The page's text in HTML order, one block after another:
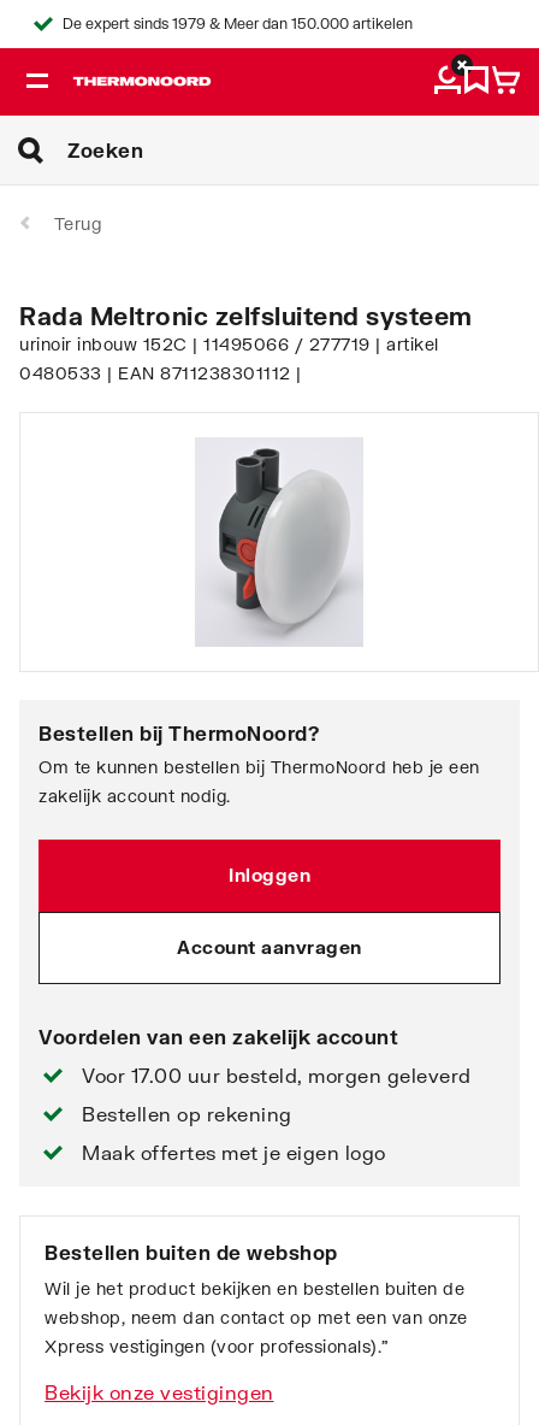
De expert sinds 1979 & Meer dan 150.000 artikelen
Terug
Rada Meltronic zelfsluitend systeem
urinoir inbouw 152C | 11495066 / 277719 | artikel
0480533 | EAN 8711238301112 |
Bestellen bij ThermoNoord?
Om te kunnen bestellen bij ThermoNoord heb je een
zakelijk account nodig.
Inloggen
Account aanvragen
Voordelen van een zakelijk account
Voor 17.00 uur besteld, morgen geleverd
Bestellen op rekening
Maak offertes met je eigen logo
Bestellen buiten de webshop
Wil je het product bekijken en bestellen buiten de
webshop, neem dan contact op met een van onze
Xpress vestigingen (voor professionals).”
Bekijk onze vestigingen